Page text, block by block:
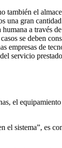
también el
una gran
a través
se deben
empresas de
servicio
el
el sistema”, es